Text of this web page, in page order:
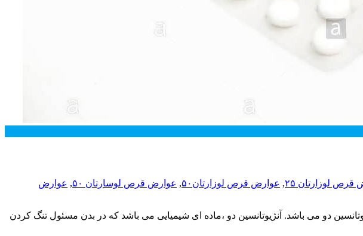
قرص لوزارتان ۲۵ , عوارض قرص لوزارتان۵۰ , عوارض قرص لوسارتان ۵۰ , عوارض
دو می باشد. آنژیوتانسین دو ،ماده ای شیمیایی می باشد که در بدن مسئول تنگ کردن